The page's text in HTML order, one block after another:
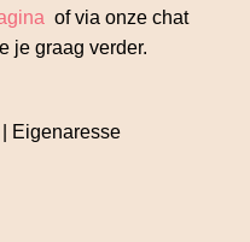
of via onze chat
je graag verder.
Eigenaresse